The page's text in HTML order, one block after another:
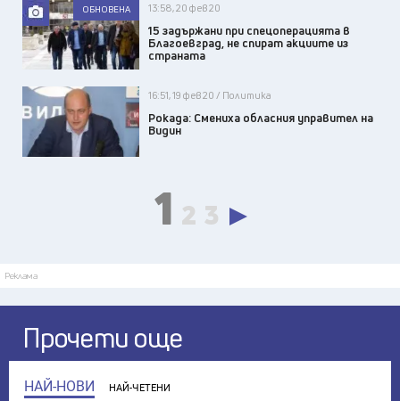
ОБНОВЕНА 13:58, 20 фев 20
15 задържани при спецоперацията в
Благоевград, не спират акциите из
страната
16:51, 19 фев 20 / Политика
Рокада: Смениха обласния управител на
Видин
1 2 3
Реклама
Прочети още
НАЙ-НОВИ НАЙ-ЧЕТЕНИ